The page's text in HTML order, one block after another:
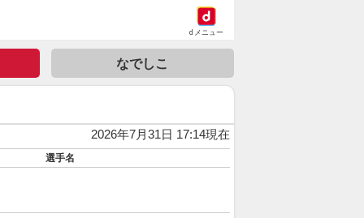
dメニュー
なでしこ
2026年7月31日 17:14現在
選手名